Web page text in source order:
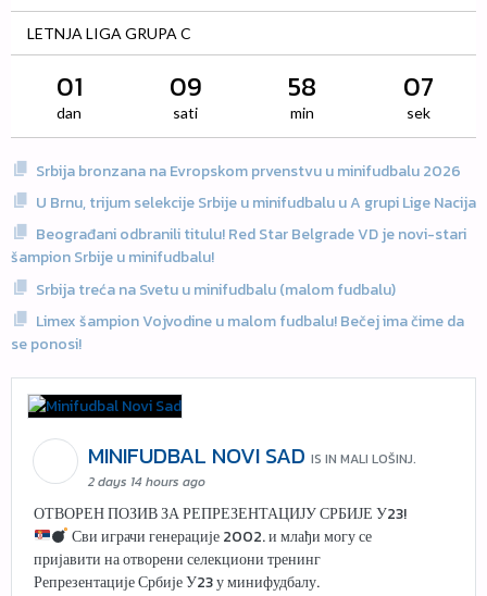
LETNJA LIGA GRUPA C
01
dan
09
sati
58
min
06
sek
Srbija bronzana na Evropskom prvenstvu u minifudbalu 2026
U Brnu, trijum selekcije Srbije u minifudbalu u A grupi Lige Nacija
Beograđani odbranili titulu! Red Star Belgrade VD je novi-stari
šampion Srbije u minifudbalu!
Srbija treća na Svetu u minifudbalu (malom fudbalu)
Limex šampion Vojvodine u malom fudbalu! Bečej ima čime da
se ponosi!
MINIFUDBAL NOVI SAD IS IN MALI LOŠINJ.
2 days 14 hours ago
ОТВОРЕН ПОЗИВ ЗА РЕПРЕЗЕНТАЦИЈУ СРБИЈЕ У23!
Сви играчи генерације 2002. и млађи могу се
пријавити на отворени селекциони тренинг
Репрезентације Србије У23 у минифудбалу.